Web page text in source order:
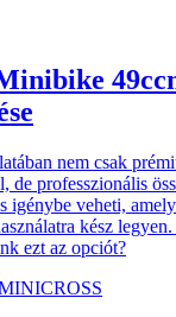
nem csak
de professzionális
igénybe veheti,
kész
ezt az opciót?